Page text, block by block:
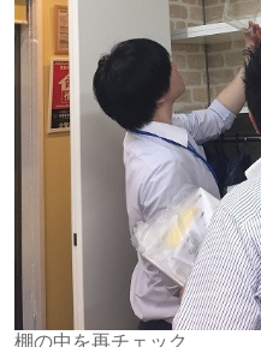
棚の中を再チェック